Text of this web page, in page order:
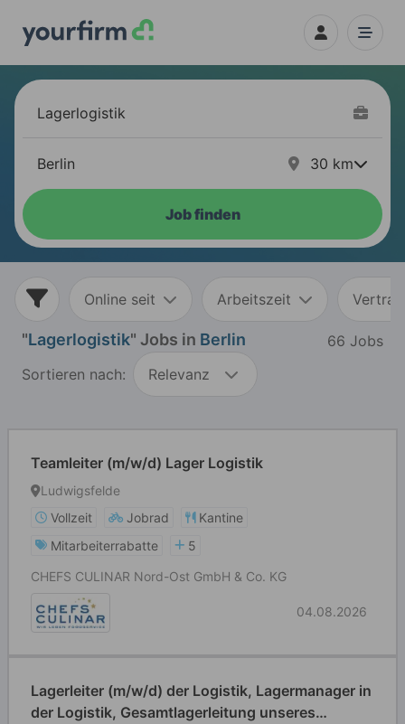
30 km
Job finden
Online seit Arbeitszeit
"Lagerlogistik" Jobs in Berlin
66 Jobs
Sortieren nach:
Relevanz
Teamleiter (m/w/d) Lager Logistik
Ludwigsfelde
Vollzeit
Jobrad
Kantine
Mitarbeiterrabatte
5
CHEFS CULINAR Nord-Ost GmbH & Co. KG
04.08.2026
Lagerleiter (m/w/d) der Logistik, Lagermanager in
der Logistik, Gesamtlagerleitung unseres